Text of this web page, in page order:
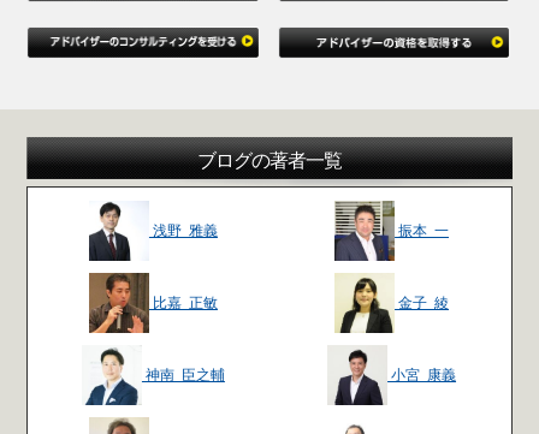
ブログの著者一覧
浅野 雅義 振本 一
比嘉 正敏 金子 綾
神南 臣之輔 小宮 康義